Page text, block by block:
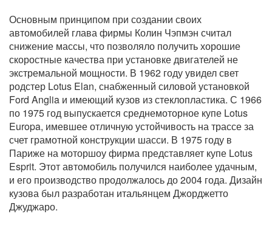
Основным принципом при создании своих
автомобилей глава фирмы Колин Чэпмэн считал
снижение массы, что позволяло получить хорошие
скоростные качества при установке двигателей не
экстремальной мощности. В 1962 году увидел свет
родстер Lotus Elan, снабженный силовой установкой
Ford Anglia и имеющий кузов из стеклопластика. С 1966
по 1975 год выпускается среднемоторное купе Lotus
Europa, имевшее отличную устойчивость на трассе за
счет грамотной конструкции шасси. В 1975 году в
Париже на моторшоу фирма представляет купе Lotus
Esprit. Этот автомобиль получился наиболее удачным,
и его производство продолжалось до 2004 года. Дизайн
кузова был разработан итальянцем Джорджетто
Джуджаро.